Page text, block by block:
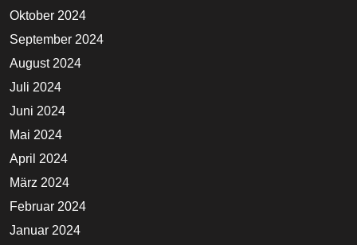
Oktober 2024
September 2024
August 2024
Juli 2024
Juni 2024
Mai 2024
April 2024
März 2024
Februar 2024
Januar 2024